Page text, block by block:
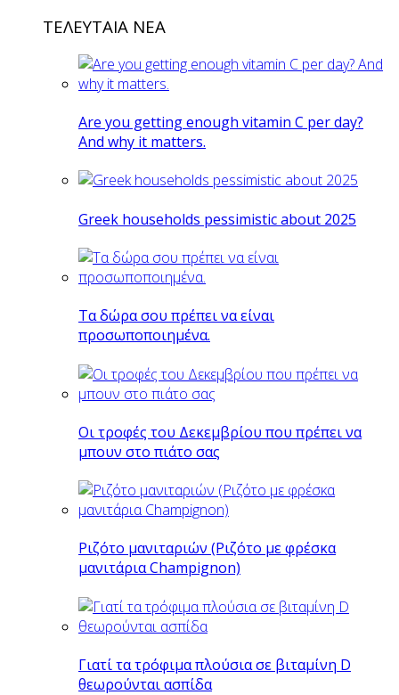
ΤΕΛΕΥΤΑΙΑ ΝΕΑ
Are you getting enough vitamin C per day?
And why it matters.
Greek households pessimistic about 2025
Tα δώρα σου πρέπει να είναι
προσωποποιημένα.
Οι τροφές του Δεκεμβρίου που πρέπει να
μπουν στο πιάτο σας
Ριζότο μανιταριών (Ριζότο με φρέσκα
μανιτάρια Champignon)
Γιατί τα τρόφιμα πλούσια σε βιταμίνη D
θεωρούνται ασπίδα